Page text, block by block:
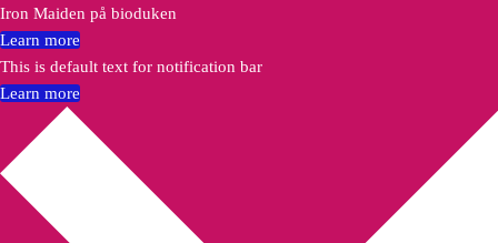
Iron Maiden på bioduken
Learn more
This is default text for notification bar
Learn more